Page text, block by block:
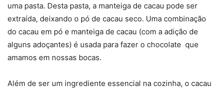
uma pasta. Desta pasta, a manteiga de cacau pode ser
extraída, deixando o pó de cacau seco. Uma combinação
do cacau em pó e manteiga de cacau (com a adição de
alguns adoçantes) é usada para fazer o chocolate que
amamos em nossas bocas.
Além de ser um ingrediente essencial na cozinha, o cacau